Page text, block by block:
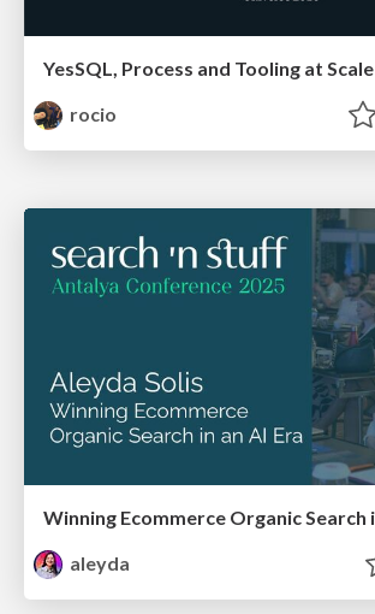
YesSQL, Process and Tooling at Scale
rocio
aleyda